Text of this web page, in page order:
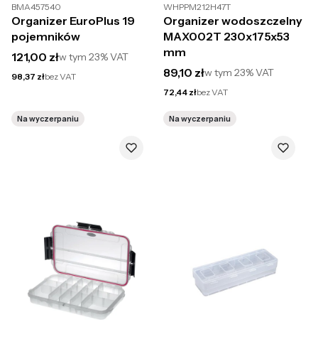
BMA457540
Organizer EuroPlus 19
pojemników
Cena brutto
121,00 złw tym 23%VAT
Cena netto
98,37 złbez VAT
Na wyczerpaniu
WHPPM212H47T
Organizer wodoszczelny
MAX002T 230x175x53
mm
Cena brutto
89,10 złw tym23%VAT
Cena netto
72,44 złbez VAT
Na wyczerpaniu